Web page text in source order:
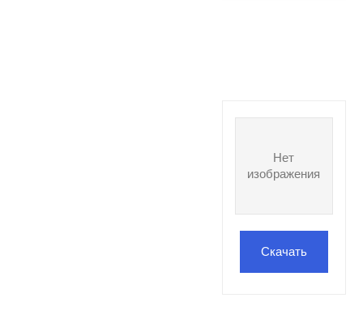
Нет
изображения
Скачать